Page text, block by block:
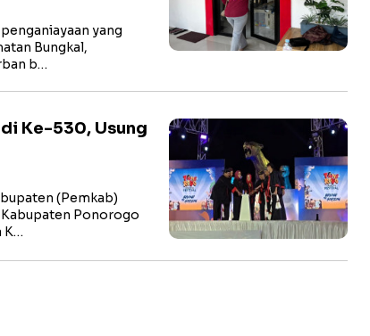
yang
Bungkal,
b…
Ke-530, Usung
(Pemkab)
Ponorogo
K…